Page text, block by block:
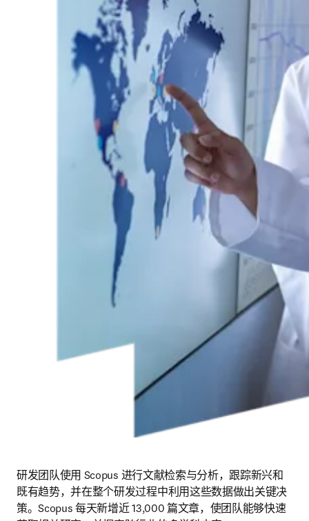
研发团队使用 Scopus 进行文献检索与分析，跟踪新兴和
既有趋势，并在整个研发过程中利用这些数据做出关键决
策。Scopus 每天新增近 13,000 篇文章，使团队能够快速